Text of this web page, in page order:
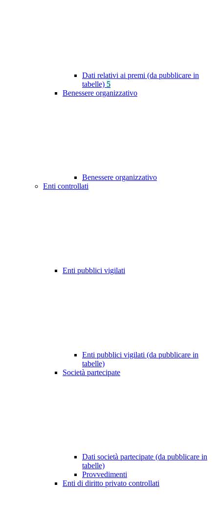
Dati relativi ai premi (da pubblicare in
tabelle) 5
Benessere organizzativo
Benessere organizzativo
Enti controllati
Enti pubblici vigilati
Enti pubblici vigilati (da pubblicare in
tabelle)
Società partecipate
Dati società partecipate (da pubblicare in
tabelle)
Provvedimenti
Enti di diritto privato controllati